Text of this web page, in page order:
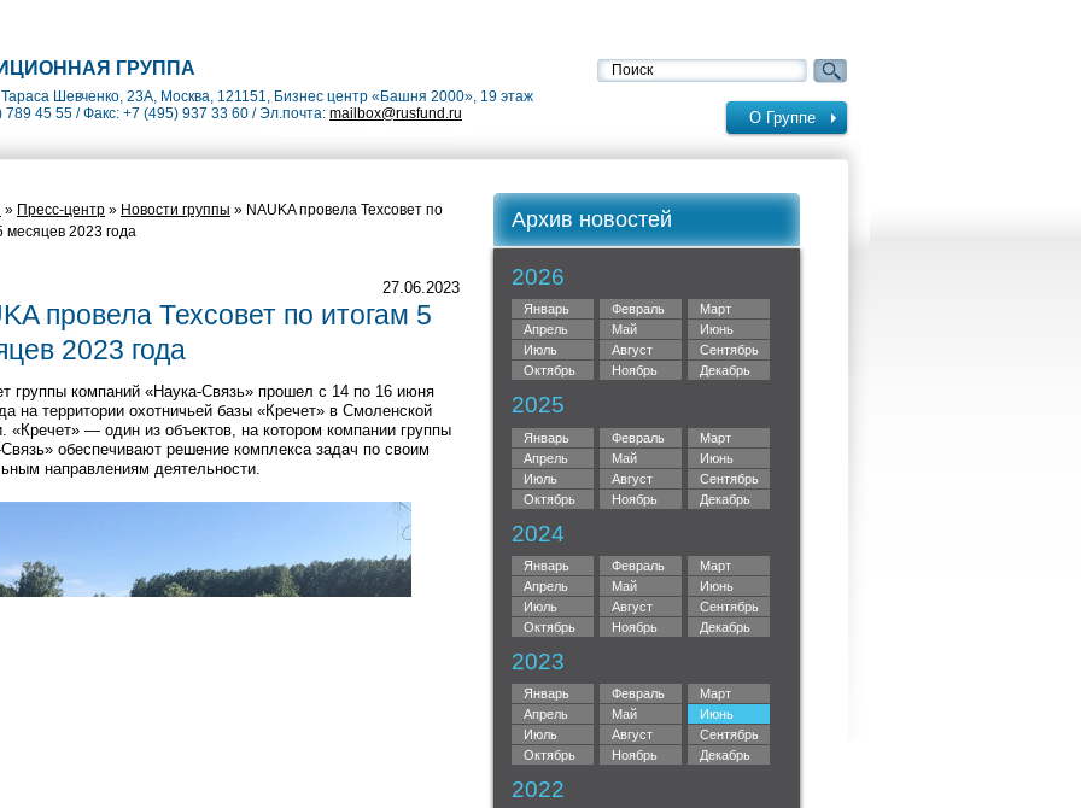
ГРУППА
Шевченко, 23А, Москва, 121151, Бизнес центр «Башня 2000», 19 этаж
789 45 55 / Факс: +7 (495) 937 33 60 / Эл.почта: mailbox@rusfund.ru О Группе
Архив новостей
2026
Январь Февраль
Март
Апрель
Май
Июнь
Июль
Август
Сентябрь
Октябрь
Ноябрь Декабрь
2025
Январь Февраль
Март
Апрель
Май
Июнь
Июль
Август
Сентябрь
Октябрь
Ноябрь Декабрь
2024
Январь Февраль
Март
Апрель
Май
Июнь
Июль
Август
Сентябрь
Октябрь
Ноябрь Декабрь
2023
Январь Февраль
Март
Апрель
Май
Июнь
Июль
Август
Сентябрь
Октябрь
Ноябрь Декабрь
2022
» Пресс-центр » Новости группы » NAUKA провела Техсовет по
месяцев 2023 года
27.06.2023
провела Техсовет по итогам 5
2023 года
группы компаний «Наука-Связь» прошел с 14 по 16 июня
на территории охотничьей базы «Кречет» в Смоленской
«Кречет» — один из объектов, на котором компании группы
обеспечивают решение комплекса задач по своим
направлениям деятельности.